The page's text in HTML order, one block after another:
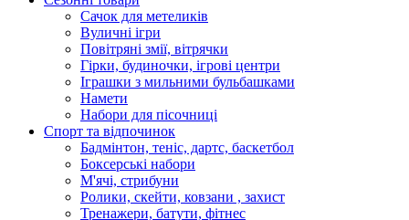
Сачок для метеликів
Вуличні ігри
Повітряні змії, вітрячки
Гірки, будиночки, ігрові центри
Іграшки з мильними бульбашками
Намети
Набори для пісочниці
Спорт та відпочинок
Бадмінтон, теніс, дартс, баскетбол
Боксерські набори
М'ячі, стрибуни
Ролики, скейти, ковзани , захист
Тренажери, батути, фітнес